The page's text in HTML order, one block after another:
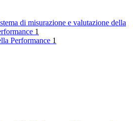
di misurazione e valutazione della
1
Performance 1